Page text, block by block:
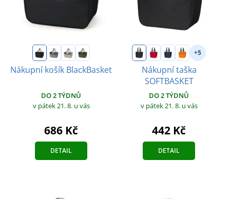
Nákupní košík BlackBasket
DO 2 TÝDNŮ
v pátek 21. 8. u vás
686 Kč
DETAIL
+5
Nákupní taška
SOFTBASKET
DO 2 TÝDNŮ
v pátek 21. 8. u vás
442 Kč
DETAIL